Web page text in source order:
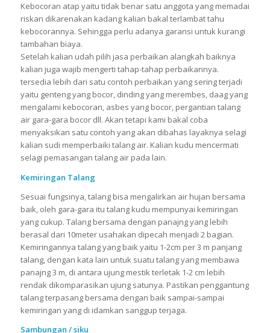
Kebocoran atap yaitu tidak benar satu anggota yang memadai
riskan dikarenakan kadang kalian bakal terlambat tahu
kebocorannya. Sehingga perlu adanya garansi untuk kurangi
tambahan biaya.
Setelah kalian udah pilih jasa perbaikan alangkah baiknya
kalian juga wajib mengerti tahap-tahap perbaikannya.
tersedia lebih dari satu contoh perbaikan yang sering terjadi
yaitu genteng yang bocor, dinding yang merembes, daag yang
mengalami kebocoran, asbes yang bocor, pergantian talang
air gara-gara bocor dll. Akan tetapi kami bakal coba
menyaksikan satu contoh yang akan dibahas layaknya selagi
kalian sudi memperbaiki talang air. Kalian kudu mencermati
selagi pemasangan talang air pada lain.
Kemiringan Talang
Sesuai fungsinya, talang bisa mengalirkan air hujan bersama
baik, oleh gara-gara itu talang kudu mempunyai kemiringan
yang cukup. Talang bersama dengan panajng yang lebih
berasal dari 10meter usahakan dipecah menjadi 2 bagian.
Kemiringannya talang yang baik yaitu 1-2cm per 3 m panjang
talang, dengan kata lain untuk suatu talang yang membawa
panajng 3 m, di antara ujung mestik terletak 1-2 cm lebih
rendak dikomparasikan ujung satunya. Pastikan penggantung
talang terpasang bersama dengan baik sampai-sampai
kemiringan yang di idamkan sanggup terjaga.
Sambungan / siku